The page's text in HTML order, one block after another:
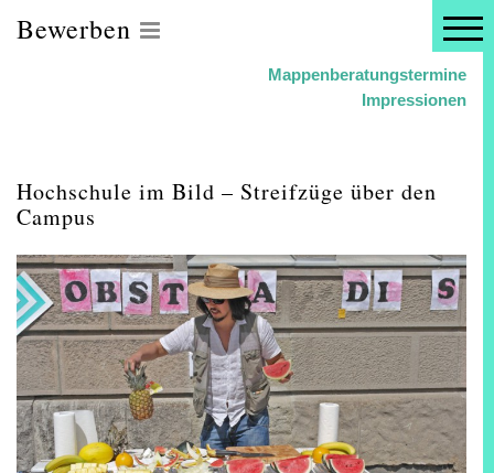
Bewerben
Mappenberatungstermine
Impressionen
Hochschule im Bild – Streifzüge über den
Campus